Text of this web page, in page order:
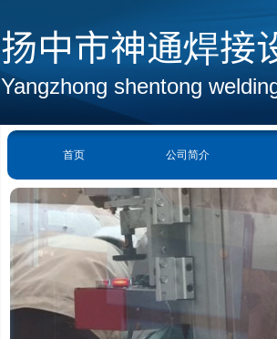
扬中市神通焊接
Yangzhong shentong
首页 公司简介